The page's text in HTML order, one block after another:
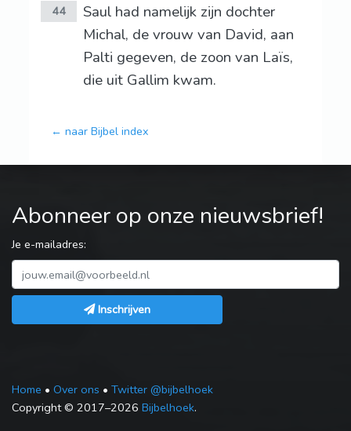
44
Saul had namelijk zijn dochter
Michal, de vrouw van David, aan
Palti gegeven, de zoon van Laïs,
die uit Gallim kwam.
← naar Bijbel index
Abonneer op onze nieuwsbrief!
Je e-mailadres:
Inschrijven
Home • Over ons • Twitter @bijbelhoek
Copyright © 2017–2026 Bijbelhoek.